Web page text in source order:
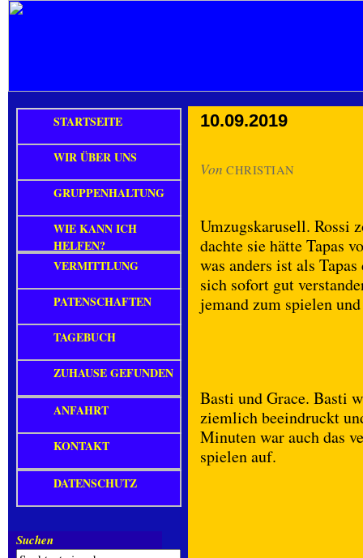
10.09.2019
Von CHRISTIAN
Umzugskarusell. Rossi
dachte sie hätte Tapas
was anders ist als
sich sofort gut
jemand zum spielen
Basti und Grace. Basti
ziemlich beeindruckt
Minuten war auch das
spielen auf.
STARTSEITE
WIR ÜBER UNS
GRUPPENHALTUNG
WIE KANN ICH
HELFEN?
VERMITTLUNG
PATENSCHAFTEN
TAGEBUCH
ZUHAUSE GEFUNDEN
ANFAHRT
KONTAKT
DATENSCHUTZ
Suchen